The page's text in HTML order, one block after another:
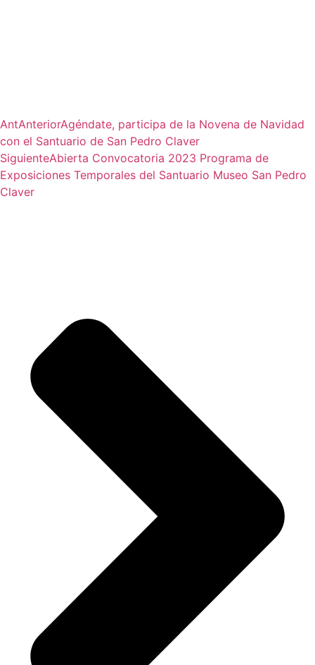
AntAnteriorAgéndate, participa de la Novena de Navidad
con el Santuario de San Pedro Claver
SiguienteAbierta Convocatoria 2023 Programa de
Exposiciones Temporales del Santuario Museo San Pedro
Claver